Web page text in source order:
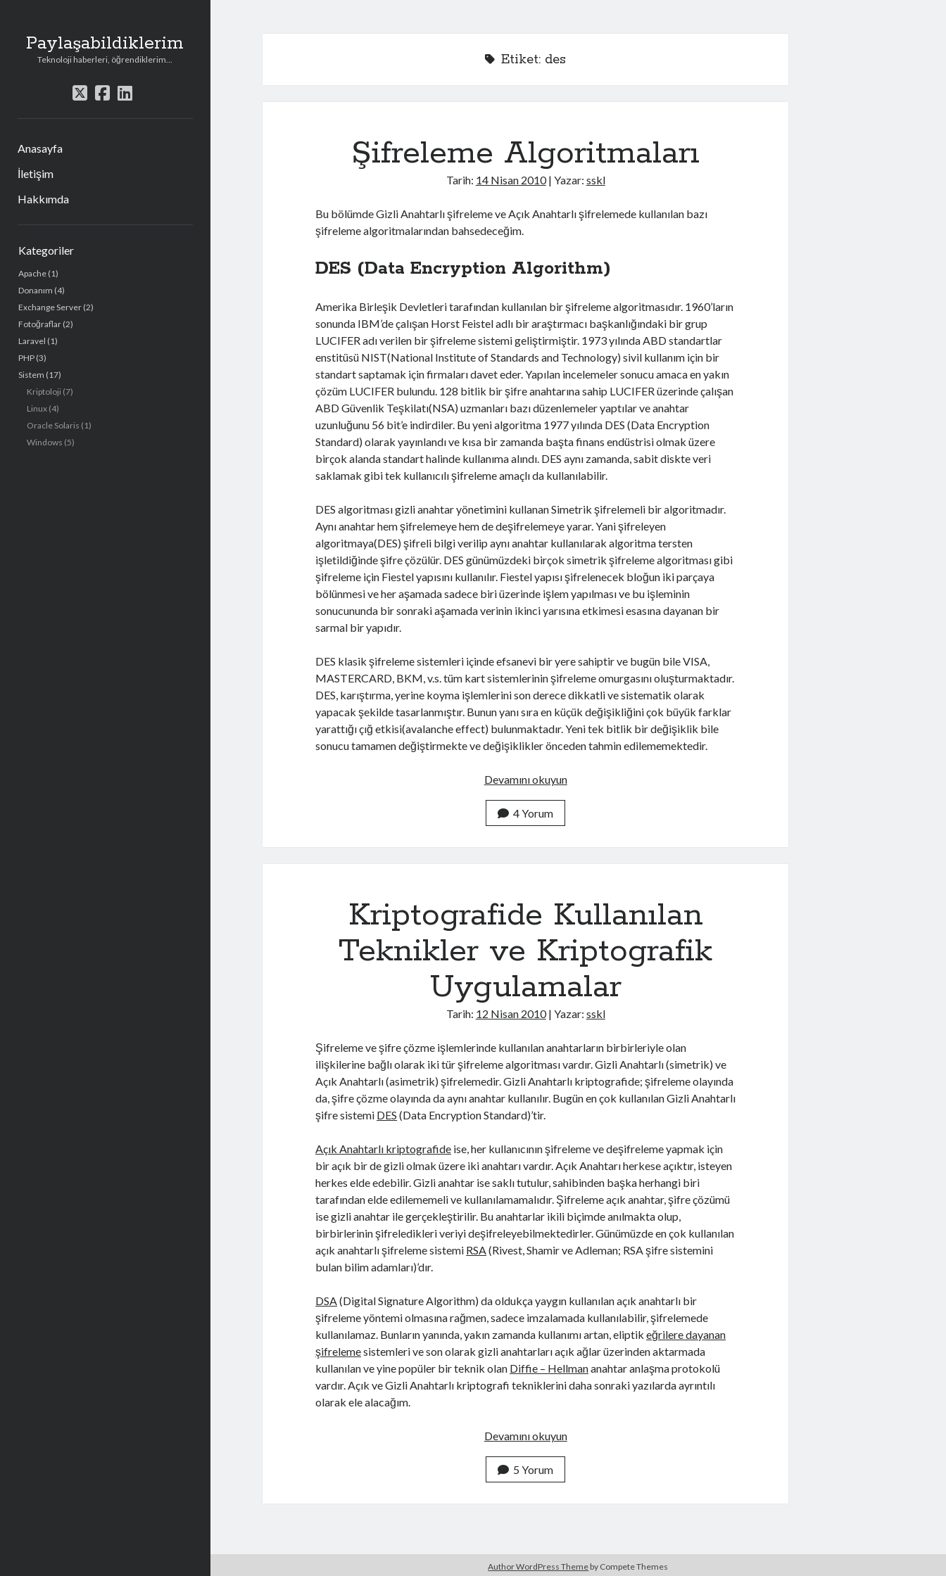
Paylaşabildiklerim
Teknoloji haberleri, öğrendiklerim...
t
i
f
c
l
n
Anasayfa
İletişim
Hakkımda
a
n
M
e
n
ü
Kategoriler
Apache(1)
Donanım (4)
Exchange Server(2)
Fotoğraflar(2)
Laravel (1)
PHP(3)
Sistem (17)
Kriptoloji (7)
Linux(4)
Oracle Solaris (1)
Windows (5)
Etiket: des
Şifreleme Algoritmaları
Tarih: 14 Nisan 2010| Yazar: sskl
Bu bölümde Gizli Anahtarlı şifreleme ve Açık Anahtarlı şifrelemede kullanılan bazı
şifreleme algoritmalarından bahsedeceğim.
DES (Data Encryption Algorithm)
Amerika Birleşik Devletleri tarafından kullanılan bir şifreleme algoritmasıdır. 1960’ların
sonunda IBM’de çalışan Horst Feistel adlı bir araştırmacı başkanlığındaki bir grup
LUCIFER adı verilen bir şifreleme sistemi geliştirmiştir. 1973 yılında ABD standartlar
enstitüsü NIST(National Institute of Standards and Technology) sivil kullanım için bir
standart saptamak için firmaları davet eder. Yapılan incelemeler sonucu amaca en yakın
çözüm LUCIFER bulundu. 128 bitlik bir şifre anahtarına sahip LUCIFER üzerinde çalışan
ABD Güvenlik Teşkilatı(NSA) uzmanları bazı düzenlemeler yaptılar ve anahtar
uzunluğunu 56 bit’e indirdiler. Bu yeni algoritma 1977 yılında DES (Data Encryption
Standard) olarak yayınlandı ve kısa bir zamanda başta finans endüstrisi olmak üzere
birçok alanda standart halinde kullanıma alındı. DES aynı zamanda, sabit diskte veri
saklamak gibi tek kullanıcılı şifreleme amaçlı da kullanılabilir.
DES algoritması gizli anahtar yönetimini kullanan Simetrik şifrelemeli bir algoritmadır.
Aynı anahtar hem şifrelemeye hem de deşifrelemeye yarar. Yani şifreleyen
algoritmaya(DES) şifreli bilgi verilip aynı anahtar kullanılarak algoritma tersten
işletildiğinde şifre çözülür. DES günümüzdeki birçok simetrik şifreleme algoritması gibi
şifreleme için Fiestel yapısını kullanılır. Fiestel yapısı şifrelenecek bloğun iki parçaya
bölünmesi ve her aşamada sadece biri üzerinde işlem yapılması ve bu işleminin
sonucununda bir sonraki aşamada verinin ikinci yarısına etkimesi esasına dayanan bir
sarmal bir yapıdır.
DES klasik şifreleme sistemleri içinde efsanevi bir yere sahiptir ve bugün bile VISA,
MASTERCARD, BKM, v.s. tüm kart sistemlerinin şifreleme omurgasını oluşturmaktadır.
DES, karıştırma, yerine koyma işlemlerini son derece dikkatli ve sistematik olarak
yapacak şekilde tasarlanmıştır. Bunun yanı sıra en küçük değişikliğini çok büyük farklar
yarattığı çığ etkisi(avalanche effect) bulunmaktadır. Yeni tek bitlik bir değişiklik bile
sonucu tamamen değiştirmekte ve değişiklikler önceden tahmin edilememektedir.
Devamını okuyunŞ
e
l
g
o
r
i
m
a
l
a
4 Yorum
Kriptografide Kullanılan
Teknikler ve Kriptografik
Uygulamalar
Tarih: 12 Nisan 2010| Yazar: sskl
Şifreleme ve şifre çözme işlemlerinde kullanılan anahtarların birbirleriyle olan
ilişkilerine bağlı olarak iki tür şifreleme algoritması vardır. Gizli Anahtarlı (simetrik) ve
Açık Anahtarlı (asimetrik) şifrelemedir. Gizli Anahtarlı kriptografide; şifreleme olayında
da, şifre çözme olayında da aynı anahtar kullanılır. Bugün en çok kullanılan Gizli Anahtarlı
şifre sistemi DES (Data Encryption Standard)’tir.
Açık Anahtarlı kriptografide ise, her kullanıcının şifreleme ve deşifreleme yapmak için
bir açık bir de gizli olmak üzere iki anahtarı vardır. Açık Anahtarı herkese açıktır, isteyen
herkes elde edebilir. Gizli anahtar ise saklı tutulur, sahibinden başka herhangi biri
tarafından elde edilememeli ve kullanılamamalıdır. Şifreleme açık anahtar, şifre çözümü
ise gizli anahtar ile gerçekleştirilir. Bu anahtarlar ikili biçimde anılmakta olup,
birbirlerinin şifreledikleri veriyi deşifreleyebilmektedirler. Günümüzde en çok kullanılan
açık anahtarlı şifreleme sistemi RSA(Rivest, Shamir ve Adleman; RSA şifre sistemini
bulan bilim adamları)’dır.
DSA(Digital Signature Algorithm) da oldukça yaygın kullanılan açık anahtarlı bir
şifreleme yöntemi olmasına rağmen, sadece imzalamada kullanılabilir, şifrelemede
kullanılamaz. Bunların yanında, yakın zamanda kullanımı artan, eliptikeğrilere dayanan
şifrelemesistemleri ve son olarak gizli anahtarları açık ağlar üzerinden aktarmada
kullanılan ve yine popüler bir teknik olan Diffie – Hellmananahtar anlaşma protokolü
vardır. Açık ve Gizli Anahtarlı kriptografi tekniklerini daha sonraki yazılarda ayrıntılı
olarak ele alacağım.
Devamını okuyunK
r
a
5 Yorum
Author WordPress Theme by Compete Themes